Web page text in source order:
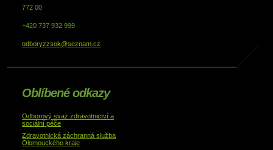
772 00
+420 737 932 999
odboryzzsok@seznam.cz
Oblíbené odkazy
Odborový svaz zdravotnictví a
sociální péče
Zdravotnická záchranná služba
Olomouckého kraje